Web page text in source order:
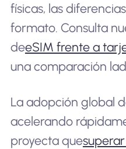
físicas, las
formato. Consulta
deeSIM frente a
una comparación
La adopción global
acelerando
proyecta que